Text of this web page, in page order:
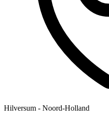
Hilversum - Noord-Holland